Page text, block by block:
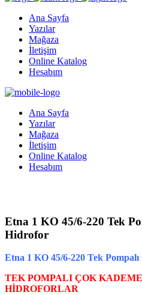
Ana Sayfa
Yazılar
Mağaza
İletişim
Online Katalog
Hesabım
Ana Sayfa
Yazılar
Mağaza
İletişim
Online Katalog
Hesabım
Etna 1 KO 45/6-220 Tek
Hidrofor
Etna 1 KO 45/6-220 Tek
TEK POMPALI ÇOK
HİDROFORLAR